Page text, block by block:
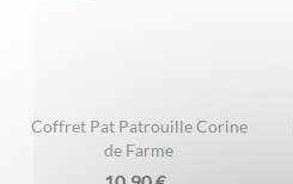
Coffret Pat Patrouille Corine
de Farme